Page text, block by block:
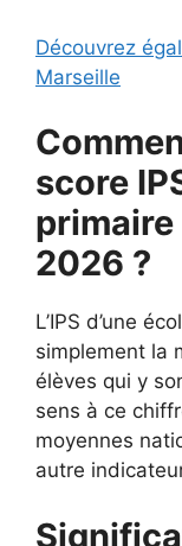
Découvrez
Marseille
score
primaire
2026 ?
L’IPS d’une
simplement la
élèves qui y
sens à ce
moyennes
autre